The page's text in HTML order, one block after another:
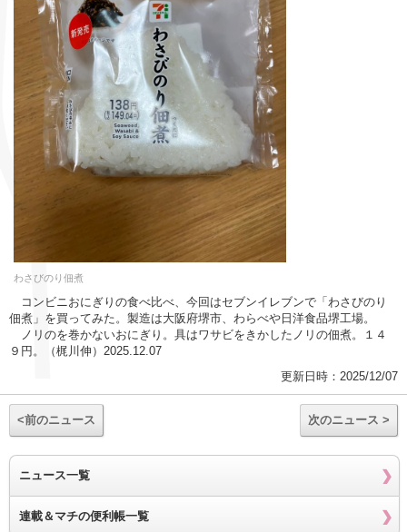
わさびのり佃煮
コンビニおにぎりの食べ比べ、今回はセブンイレブンで「わさびのり
佃煮」を買ってみた。製造は大阪府堺市、わらべや日洋食品堺工場。
ノリのを巻かないおにぎり。具はワサビをきかしたノリの佃煮。１４
９円。（梶川伸）2025.12.07
更新日時：2025/12/07
<前のニュース 次のニュース >
ニュース一覧
連載＆マチの便利帳一覧